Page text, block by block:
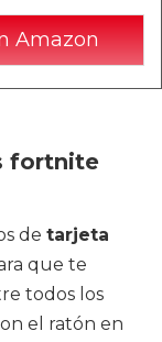
Amazon
fortnite
de tarjeta
que te
todos los
el ratón en